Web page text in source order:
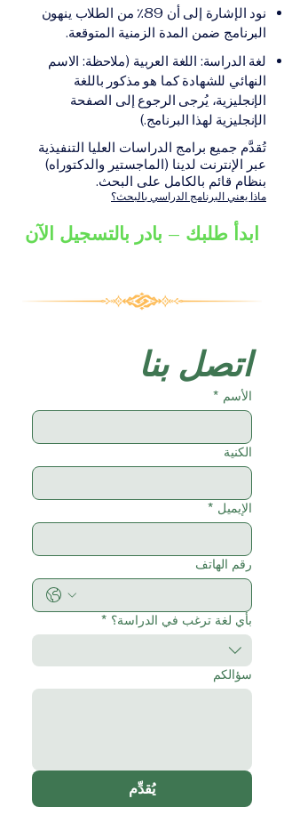
الإلكترونيقد يُطلب تقديم
مستندات إضافية حسب
البرنامج والمؤسسة التعليمية
الأكاديمية المناسبة للبرنامج،
والتي تصدر عن المؤسسة
التعليمية المسؤولة عن تقديم
البرنامج ضمن شبكة VBNN
Smart Education Group.
نود الإشارة إلى أن 89٪ من الطلاب ينهون
البرنامج ضمن المدة الزمنية المتوقعة.
لغة الدراسة: اللغة العربية (ملاحظة: الاسم
النهائي للشهادة كما هو مذكور باللغة
الإنجليزية، يُرجى الرجوع إلى الصفحة
الإنجليزية لهذا البرنامج.)
تُقدَّم جميع برامج الدراسات العليا التنفيذية
عبر الإنترنت لدينا (الماجستير والدكتوراه)
بنظام قائم بالكامل على البحث.
ماذا يعني البرنامج الدراسي بالبحث؟
ابدأ طلبك – بادر بالتسجيل الآن
اتصل بنا
الأسم *
الكنية
الإيميل *
رقم الهاتف
بأي لغة ترغب في الدراسة؟ *
سؤالكم
يُقدِّم